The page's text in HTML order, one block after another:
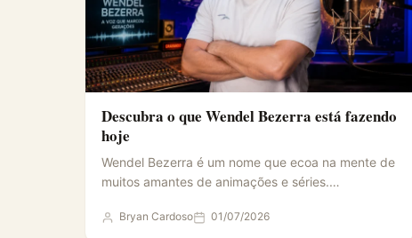
Descubra o que Wendel Bezerra está fazendo
hoje
Wendel Bezerra é um nome que ecoa na mente de
muitos amantes de animações e séries.
Bryan Cardoso 01/07/2026